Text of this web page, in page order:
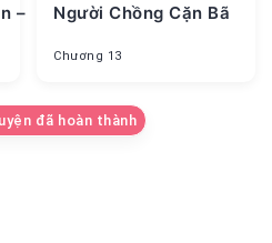
–
Người Chồng Cặn Bã
Chương 13
đã hoàn thành